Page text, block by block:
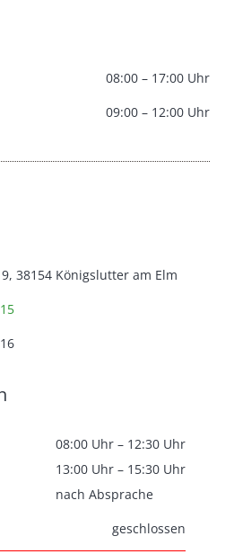
08:00 – 17:00 Uhr
09:00 – 12:00 Uhr
38154 Königslutter am Elm
08:00 Uhr – 12:30 Uhr
13:00 Uhr – 15:30 Uhr
nach Absprache
geschlossen